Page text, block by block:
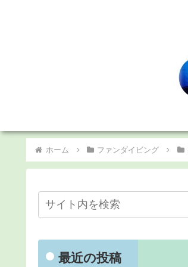
ホーム ファンダイビング
最近の投稿